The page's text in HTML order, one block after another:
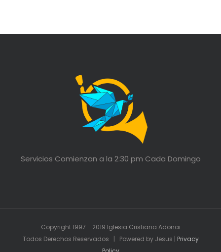
Servicios Comienzan a la 2:30 pm Cada Domingo
Copyright 1997 - 2019 Iglesia Cristiana Adonai
Todos Derechos Reservados | Powered by Jesus | Privacy